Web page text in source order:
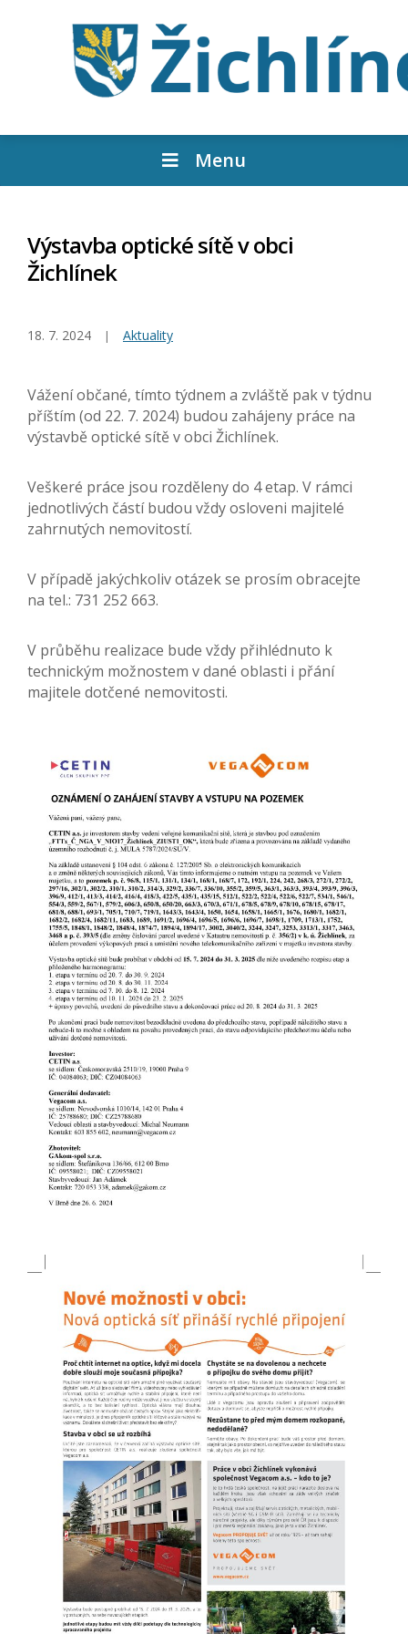
Menu
Výstavba optické sítě v obci
Žichlínek
18. 7. 2024 Aktuality
Vážení občané, tímto týdnem a zvláště pak v týdnu
příštím (od 22. 7. 2024) budou zahájeny práce na
výstavbě optické sítě v obci Žichlínek.
Veškeré práce jsou rozděleny do 4 etap. V rámci
jednotlivých částí budou vždy osloveni majitelé
zahrnutých nemovitostí.
V případě jakýchkoliv otázek se prosím obracejte
na tel.: 731 252 663.
V průběhu realizace bude vždy přihlédnuto k
technickým možnostem v dané oblasti i přání
majitele dotčené nemovitosti.